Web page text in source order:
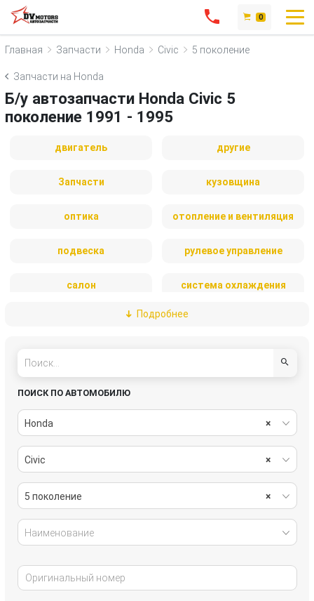
0
Главная Запчасти Honda Civic 5 поколение
Запчасти на Honda
Б/у автозапчасти Honda Civic 5
поколение 1991 - 1995
двигатель другие
Запчасти кузовщина
оптика отопление и вентиляция
подвеска рулевое управление
салон система охлаждения
топливная система тормозная система
Подробнее
ПОИСК ПО АВТОМОБИЛЮ
×
Honda
×
Civic
×
5 поколение
Наименование